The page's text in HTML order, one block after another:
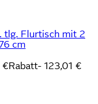
tlg. Flurtisch mit 2
cm
€Rabatt- 123,01 €